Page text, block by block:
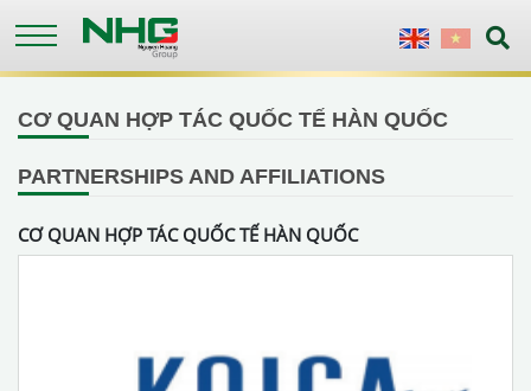
main
CƠ QUAN HỢP TÁC QUỐC TẾ HÀN QUỐC
PARTNERSHIPS AND AFFILIATIONS
CƠ QUAN HỢP TÁC QUỐC TẾ HÀN QUỐC